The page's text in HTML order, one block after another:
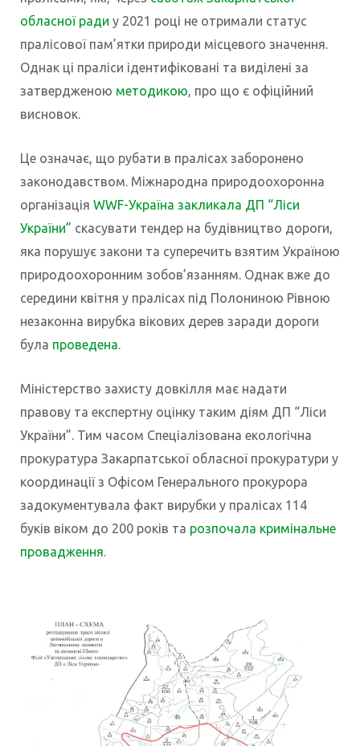
обласної ради у 2021 році не отримали статус
пралісової пам’ятки природи місцевого значення.
Однак ці праліси ідентифіковані та виділені за
затвердженою методикою, про що є офіційний
висновок.
Це означає, що рубати в пралісах заборонено
законодавством. Міжнародна природоохоронна
організація WWF-Україна закликала ДП “Ліси
України” скасувати тендер на будівництво дороги,
яка порушує закони та суперечить взятим Україною
природоохоронним зобов’язанням. Однак вже до
середини квітня у пралісах під Полониною Рівною
незаконна вирубка вікових дерев заради дороги
була проведена.
Міністерство захисту довкілля має надати
правову та експертну оцінку таким діям ДП “Ліси
України”. Тим часом Спеціалізована екологічна
прокуратура Закарпатської обласної прокуратури у
координації з Офісом Генерального прокурора
задокументувала факт вирубки у пралісах 114
буків віком до 200 років та розпочала кримінальне
провадження.